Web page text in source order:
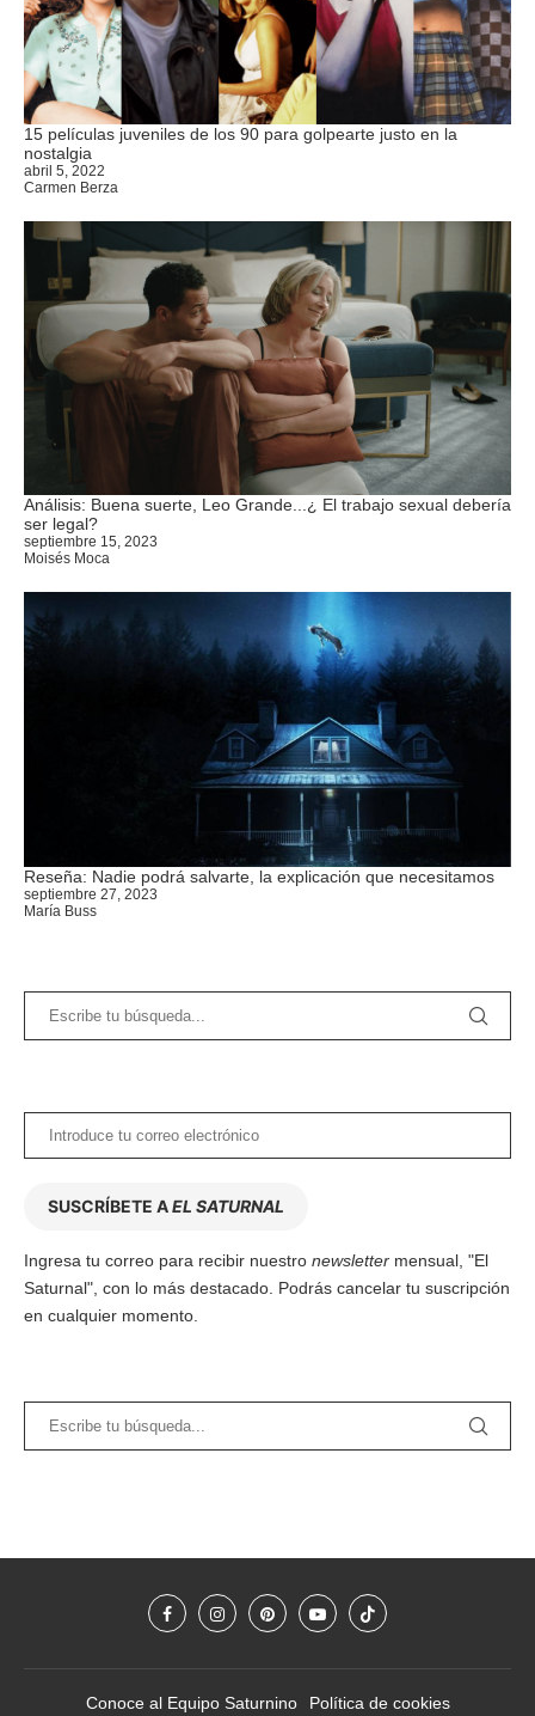
15 películas juveniles de los 90 para golpearte justo en la
nostalgia
abril 5, 2022
Carmen Berza
Análisis: Buena suerte, Leo Grande...¿ El trabajo sexual debería
ser legal?
septiembre 15, 2023
Moisés Moca
Reseña: Nadie podrá salvarte, la explicación que necesitamos
septiembre 27, 2023
María Buss
SUSCRÍBETE AEL SATURNAL
Ingresa tu correo para recibir nuestro newsletter mensual, "El
Saturnal", con lo más destacado. Podrás cancelar tu suscripción
en cualquier momento.
Conoce al Equipo Saturnino Política de cookies